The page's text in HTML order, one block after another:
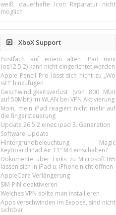
weiß, dauerhafte Icon Reparatur nicht
möglich
XboX Support
Postfach auf einem alten iPad mini
(os12.5.2) kann nicht eingerichtet werden
Apple Pencil Pro lässt sich nicht zu „Wo
ist?“ hinzufügen
Geschwindigkeitsverlust (von 800 Mbit
auf 50Mbit) im WLAN bei VPN Aktivierung
Moin, mein iPad reagiert nicht mehr auf
die fingersteuerung
Update 26.5.2 eines ipad 3. Generation
Software-Update
Hintergrundbeleuchtung Magic
Keyboard iPad Air 11’’ M4 einschalten?
Dokumente über Links zu Microsoft365
lassen sich in iPad u. iPhone nicht öffnen
AppleCare Verlängerung
SIM-PIN deaktivieren
Welches VPN sollte man installieren
Apps verschwinden im Exposé, sind nicht
sichtbar